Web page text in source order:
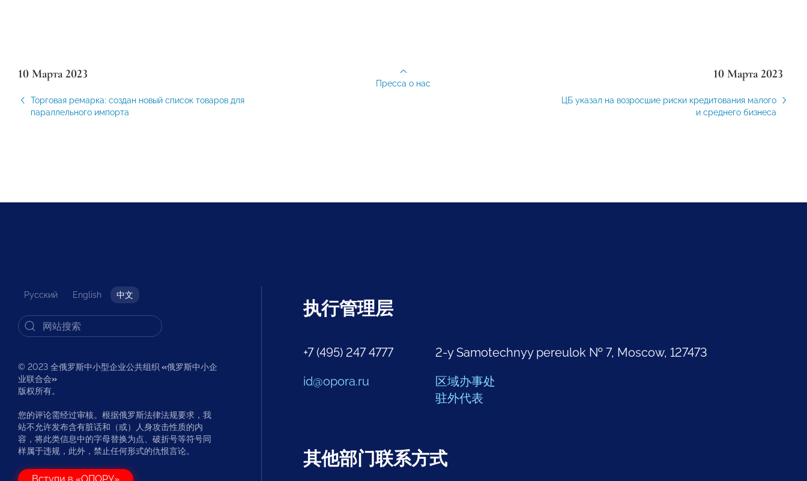
10 Марта 2023
Торговая ремарка: создан новый список товаров для
параллельного импорта
10 Марта 2023
ЦБ указал на возросшие риски кредитования малого
и среднего бизнеса
Пресса о нас
Русский English 中文
© 2023 全俄罗斯中小型企业公共组织 «俄罗斯中小企
业联合会»
版权所有。
您的评论需经过审核。根据俄罗斯法律法规要求，我
站不允许发布含有脏话和（或）人身攻击性质的内
容，将此类信息中的字母替换为点、破折号等符号同
样属于违规，此外，禁止任何形式的仇恨言论。
执行管理层
+7 (495) 247 4777
id@opora.ru
2-y Samotechnyy pereulok № 7, Moscow, 127473
区域办事处
驻外代表
其他部门联系方式